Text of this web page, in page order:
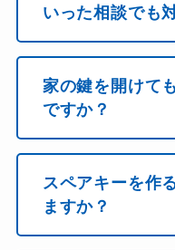
いった相談でも
家の鍵を開けて
ですか？
スペアキーを作
ますか？